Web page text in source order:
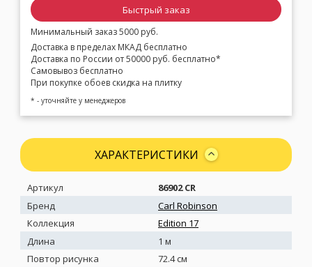
Быстрый заказ
Минимальный заказ 5000 руб.
Доставка в пределах МКАД бесплатно
Доставка по России от 50000 руб. бесплатно*
Самовывоз бесплатно
При покупке обоев скидка на плитку
* - уточняйте у менеджеров
ХАРАКТЕРИСТИКИ
Артикул
86902 CR
Бренд
Carl Robinson
Коллекция
Edition 17
Длина
1 м
Повтор рисунка
72.4 см